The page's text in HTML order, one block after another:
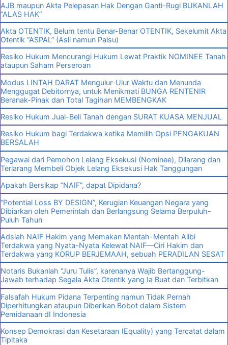
AJB maupun Akta Pelepasan Hak Dengan Ganti-Rugi BUKANLAH
“ALAS HAK”
Akta OTENTIK, Belum tentu Benar-Benar OTENTIK, Sekelumit Akta
Otentik “ASPAL” (Asli namun Palsu)
Resiko Hukum Mencurangi Hukum Lewat Praktik NOMINEE Tanah
ataupun Saham Perseroan
Modus LINTAH DARAT Mengulur-Ulur Waktu dan Menunda
Menggugat Debitornya, untuk Menikmati BUNGA RENTENIR
Beranak-Pinak dan Total Tagihan MEMBENGKAK
Resiko Hukum Jual-Beli Tanah dengan SURAT KUASA MENJUAL
Resiko Hukum bagi Terdakwa ketika Memilih Opsi PENGAKUAN
BERSALAH
Pegawai dari Pemohon Lelang Eksekusi (Nominee), Dilarang dan
Terlarang Membeli Objek Lelang Eksekusi Hak Tanggungan
Apakah Bersikap “NAIF”, dapat Dipidana?
“Potential Loss BY DESIGN”, Kerugian Keuangan Negara yang
Dibiarkan oleh Pemerintah dan Berlangsung Selama Berpuluh-
Puluh Tahun
Adslah NAIF Hakim yang Memakan Mentah-Mentah Alibi
Terdakwa yang Nyata-Nyata Kelewat NAIF—Ciri Hakim dan
Terdakwa yang KORUP BERJEMAAH, sebuah PERADILAN SESAT
Notaris Bukanlah “Juru Tulis”, karenanya Wajib Bertanggung-
Jawab terhadap Segala Akta Otentik yang Ia Buat dan Terbitkan
Falsafah Hukum Pidana Terpenting namun Tidak Pernah
Diperhitungkan ataupun Diberikan Bobot dalam Sistem
Pemidanaan dI Indonesia
Konsep Demokrasi dan Kesetaraan (Equality) yang Tercatat dalam
Tipitaka